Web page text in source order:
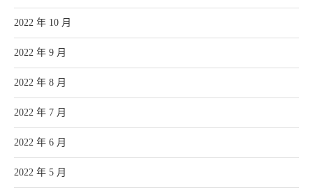
2022 年 10 月
2022 年 9 月
2022 年 8 月
2022 年 7 月
2022 年 6 月
2022 年 5 月